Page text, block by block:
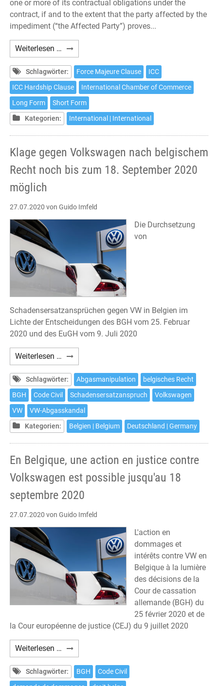
one or more of its contractual obligations under the
contract, if and to the extent that the party affected by the
impediment (“the Affected Party”) proves...
Weiterlesen … ICC
Force
Majeure
Clause
Schlagwörter: Force Majeure Clause
ICC
ICC Hardship Clause
International Chamber of Commerce
Long Form
Short Form
Kategorien:
International | International
Klage gegen Volkswagen nach belgischem
Recht noch bis zum 18. September 2020
möglich
27.07.2020 von Guido Imfeld
Die Durchsetzung
von
Schadensersatzansprüchen gegen VW in Belgien im
Lichte der Entscheidungen des BGH vom 25. Februar
2020 und des EuGH vom 9. Juli 2020
Weiterlesen … Klage
gegen
Volkswagen
nach
belgischem
Recht
noch
18.
September
2020
möglich
Schlagwörter: Abgasmanipulation
belgisches Recht
BGH
Code Civil Schadensersatzanspruch
Volkswagen
VW
VW-Abgasskandal
Kategorien:
Belgien | Belgium Deutschland | Germany
En Belgique, une action en justice contre
Volkswagen est possible jusqu'au 18
septembre 2020
27.07.2020 von Guido Imfeld
L'action en
dommages et
intérêts contre VW en
Belgique à la lumière
des décisions de la
Cour de cassation
allemande (BGH) du
25 février 2020 et de
la Cour européenne de justice (CEJ) du 9 juillet 2020
Weiterlesen … En
Belgique,
une
action
Schlagwörter: BGH
Code Civil